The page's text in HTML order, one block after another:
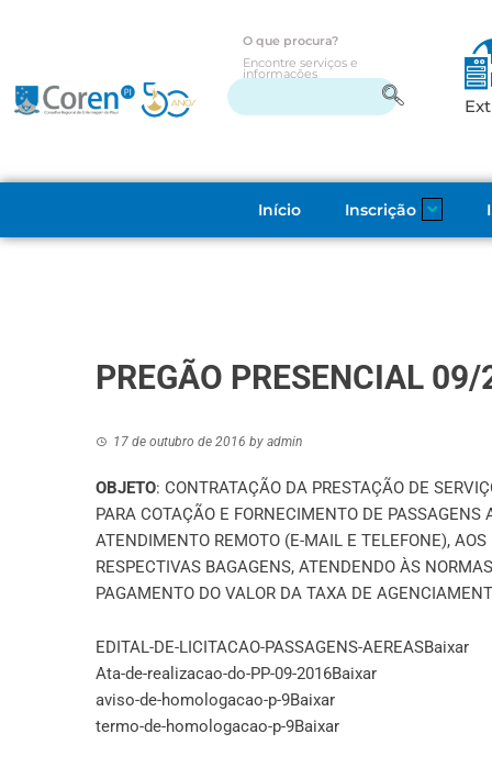
O que procura?
Encontre serviços e
informações
Início Inscrição
PREGÃO PRESENCIAL
17 de outubro de 2016 by admin
OBJETO: CONTRATAÇÃO DA PRESTAÇÃO DE
PARA COTAÇÃO E FORNECIMENTO DE
ATENDIMENTO REMOTO (E-MAIL E TELEFONE),
RESPECTIVAS BAGAGENS, ATENDENDO ÀS
PAGAMENTO DO VALOR DA TAXA DE
EDITAL-DE-LICITACAO-PASSAGENS-AEREASBaixar
Ata-de-realizacao-do-PP-09-2016Baixar
aviso-de-homologacao-p-9Baixar
termo-de-homologacao-p-9Baixar